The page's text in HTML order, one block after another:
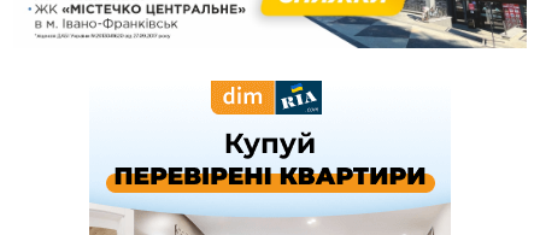
12:24
Лікування наркоманії Київ: чому важливо розпочати
терапію якомога раніше
тисяч гривень у валюті, засудили до 5 років
Податкова передасть в Міноборони для "Оберегу" дані про
чоловіків 18–60 років
Водійка, яку на Сухомлинського побив інший керманич,
відмовилася від обвинувачення — справу закрили
У Франківську, Коломиї, Долині та Яремче 6 серпня